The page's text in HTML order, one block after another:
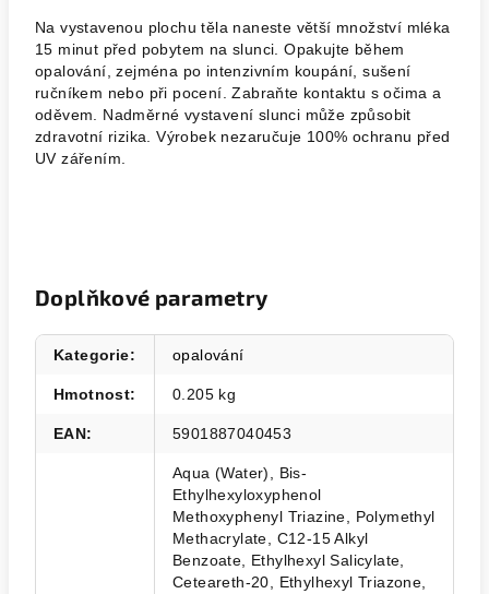
Na vystavenou plochu těla naneste větší množství mléka
15 minut před pobytem na slunci. Opakujte během
opalování, zejména po intenzivním koupání, sušení
ručníkem nebo při pocení. Zabraňte kontaktu s očima a
oděvem. Nadměrné vystavení slunci může způsobit
zdravotní rizika. Výrobek nezaručuje 100% ochranu před
UV zářením.
Doplňkové parametry
Kategorie: opalování
Hmotnost: 0.205 kg
EAN: 5901887040453
Aqua (Water), Bis-
Ethylhexyloxyphenol
Methoxyphenyl Triazine, Polymethyl
Methacrylate, C12-15 Alkyl
Benzoate, Ethylhexyl Salicylate,
Ceteareth-20, Ethylhexyl Triazone,